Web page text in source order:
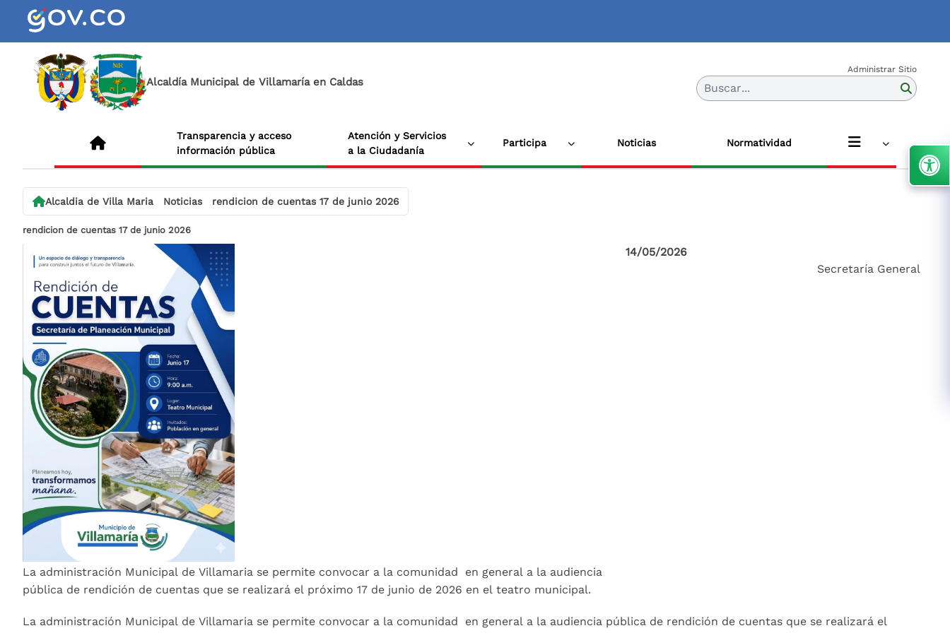
Alcaldía Municipal de Villamaría en Caldas
Administrar Sitio
Buscar...
Transparencia y acceso
información pública
Atención y Servicios
a la Ciudadanía
Participa Noticias Normatividad
Alcaldia de Villa Maria Noticias rendicion de cuentas 17 de junio 2026
rendicion de cuentas 17 de junio 2026
​La administración Municipal de Villamaria se permite convocar a la comunidad en general a la audiencia
pública de rendición de cuentas que se realizará el próximo 17 de junio de 2026 en el teatro municipal.
14/05/2026
Secretaría General
​La administración Municipal de Villamaria se permite convocar a la comunidad en general a la audiencia pública de rendición de cuentas que se realizará el